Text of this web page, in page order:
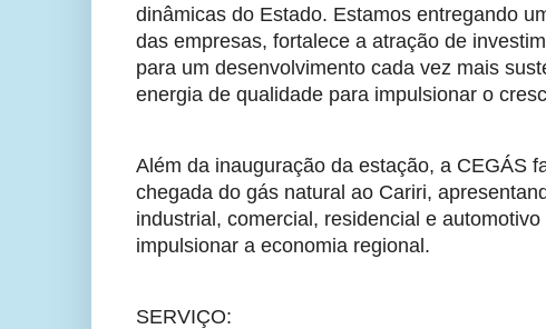
dinâmicas do Estado. Estamos entregando
das empresas, fortalece a atração de
para um desenvolvimento cada vez mais
energia de qualidade para impulsionar o
Além da inauguração da estação, a CEGÁS
chegada do gás natural ao Cariri,
industrial, comercial, residencial e
impulsionar a economia regional.
SERVIÇO: